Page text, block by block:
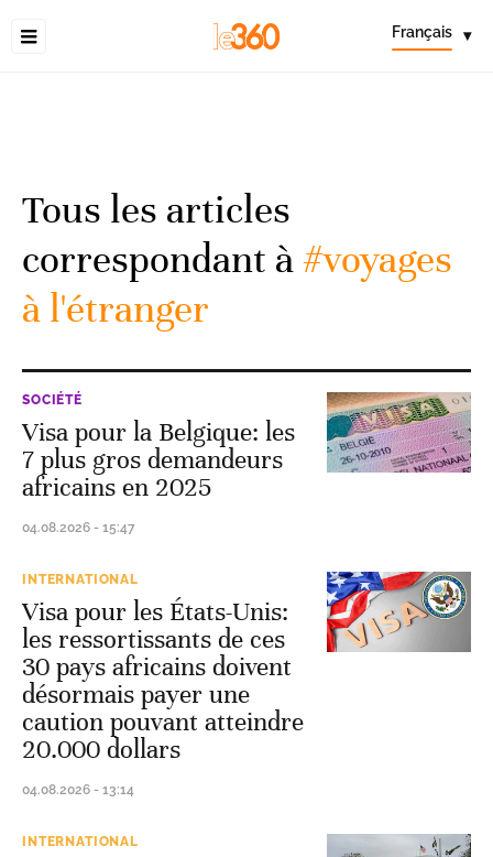
Français ▾
Tous les articles
correspondant à#voyages
à l'étranger
SOCIÉTÉ
Visa pour la Belgique: les
7 plus gros demandeurs
africains en 2025
04.08.2026 - 15:47
INTERNATIONAL
Visa pour les États-Unis:
les ressortissants de ces
30 pays africains doivent
désormais payer une
caution pouvant atteindre
20.000 dollars
04.08.2026 - 13:14
INTERNATIONAL